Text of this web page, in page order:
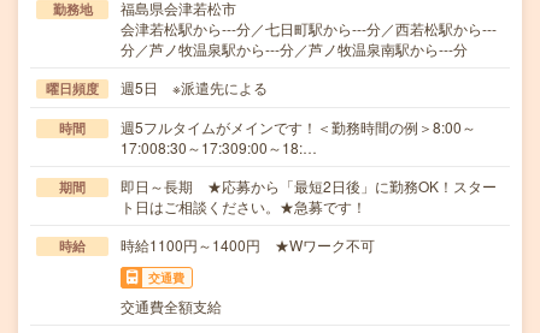
勤務地
福島県会津若松市
会津若松駅から---分／七日町駅から---分／西若松駅から---
分／芦ノ牧温泉駅から---分／芦ノ牧温泉南駅から---分
曜日頻度 週5日 ※派遣先による
時間
週5フルタイムがメインです！＜勤務時間の例＞8:00～
17:008:30～17:309:00～18:…
期間
即日～長期 ★応募から「最短2日後」に勤務OK！スター
ト日はご相談ください。★急募です！
時給 時給1100円～1400円 ★Wワーク不可
交通費
交通費全額支給